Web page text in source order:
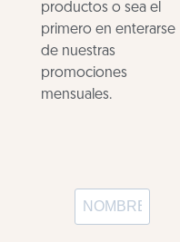
productos o sea el
primero en enterarse
de nuestras
promociones
mensuales.